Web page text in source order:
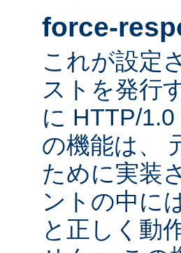
force-
これが設定
ストを発行
に HTTP/
の機能は、
ために実装
ントの中に
と正しく動